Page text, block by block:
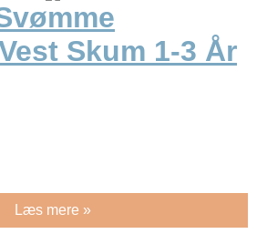
Skum 1-3 År
Læs mere »